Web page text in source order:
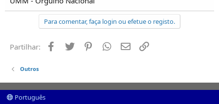
Para comentar, faça login ou efetue o registo.
Partilhar: Facebook
Twitter PinterestWhatsapp
Email
Outros
Português